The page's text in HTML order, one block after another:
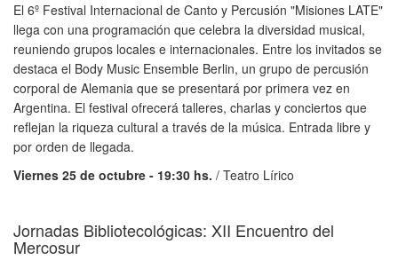
El 6º Festival Internacional de Canto y Percusión "Misiones LATE"
llega con una programación que celebra la diversidad musical,
reuniendo grupos locales e internacionales. Entre los invitados se
destaca el Body Music Ensemble Berlin, un grupo de percusión
corporal de Alemania que se presentará por primera vez en
Argentina. El festival ofrecerá talleres, charlas y conciertos que
reflejan la riqueza cultural a través de la música. Entrada libre y
por orden de llegada.
Viernes 25 de octubre - 19:30 hs. / Teatro Lírico
Jornadas Bibliotecológicas: XII Encuentro del
Mercosur